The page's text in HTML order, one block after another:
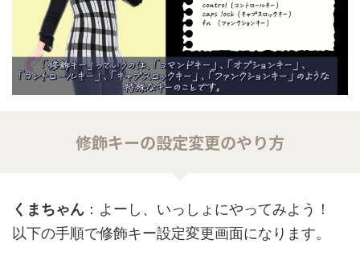
修飾キーの設定変更のやり方
くまちゃん ：よーし、いっしょにやってみよう！
以下の手順で修飾キー設定変更画面になります。